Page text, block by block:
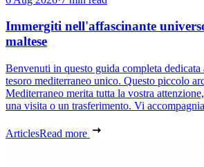
Immergiti nell'affascinante
maltese
Benvenuti in questo guida completa dedicata
tesoro mediterraneo unico. Questo piccolo
Mediterraneo merita tutta la vostra
una visita o un trasferimento. Vi
ArticlesRead more